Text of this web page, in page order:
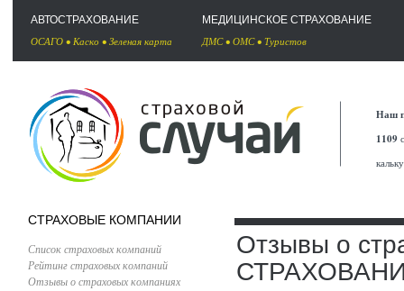
АВТОСТРАХОВАНИЕ
ОСАГО • Каско • Зеленая карта
МЕДИЦИНСКОЕ СТРАХОВАНИЕ
ДМС• ОМС• Туристов
Наш
1109
СТРАХОВЫЕ КОМПАНИИ
Список страховых компаний
Рейтинг страховых компаний
Отзывы о страховых компаниях
Отзывы о